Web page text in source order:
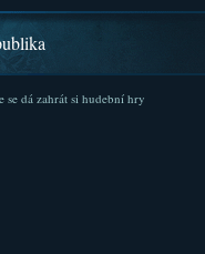
se dá zahrát si hudební hry